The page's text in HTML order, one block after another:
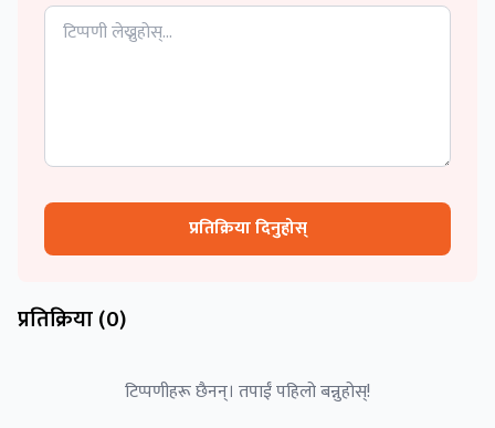
प्रतिक्रिया दिनुहोस्
प्रतिक्रिया (0)
टिप्पणीहरू छैनन्। तपाईं पहिलो बन्नुहोस्!